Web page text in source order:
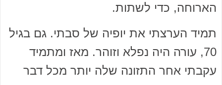
הארוחה, כדי לשתות.
תמיד הערצתי את יופיה של סבתי. גם בגיל
70, עורה היה נפלא וזוהר. מאז ומתמיד
עקבתי אחר התזונה שלה יותר מכל דבר